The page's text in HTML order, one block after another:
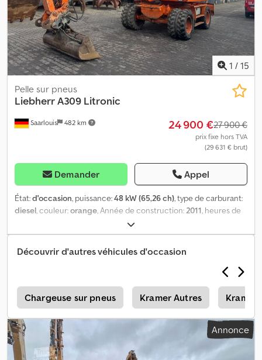
1 / 15
Saarlouis 482 km
Pelle sur pneus
LiebherrA309 Litronic
24 900 €27 900 €
prix fixe hors TVA
(29 631 € brut)
Demander Appel
État:d'occasion, puissance:48 kW (65,26 ch), type de carburant:
diesel, couleur:orange, Année de construction:2011, heures de
, Commande: Roue Poids à vide: 12.000
kg Dodpfx Apeydag Dsyekr Marque moteur: Deutz
Découvrir d'autres véhicules d'occasion
Chargeuse sur pneus Kramer Autres Kramer
Annonce